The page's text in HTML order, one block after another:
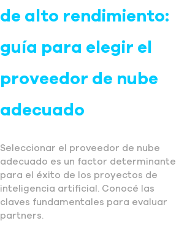
de alto rendimiento:
guía para elegir el
proveedor de nube
adecuado
Seleccionar el proveedor de nube
adecuado es un factor determinante
para el éxito de los proyectos de
inteligencia artificial. Conocé las
claves fundamentales para evaluar
partners.